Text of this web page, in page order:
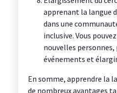
apprenant la langue
dans une
inclusive. Vous
nouvelles personnes,
événements et
En somme, apprendre la
de nombreux avantages